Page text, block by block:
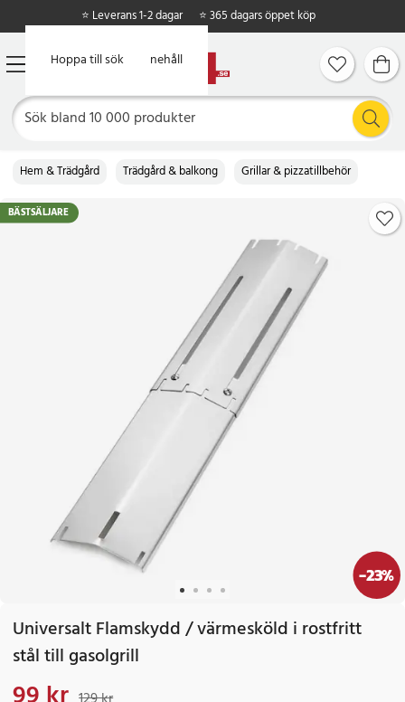
Hoppa till huvudinnehåll
Hoppa till sök
⭐ Leverans 1-2 dagar ⭐ 365 dagars öppet köp
Hem & Trädgård Trädgård & balkong Grillar & pizzatillbehör
BÄSTSÄLJARE
-23%
Universalt Flamskydd / värmesköld i rostfritt
stål till gasolgrill
Nuvarande pris